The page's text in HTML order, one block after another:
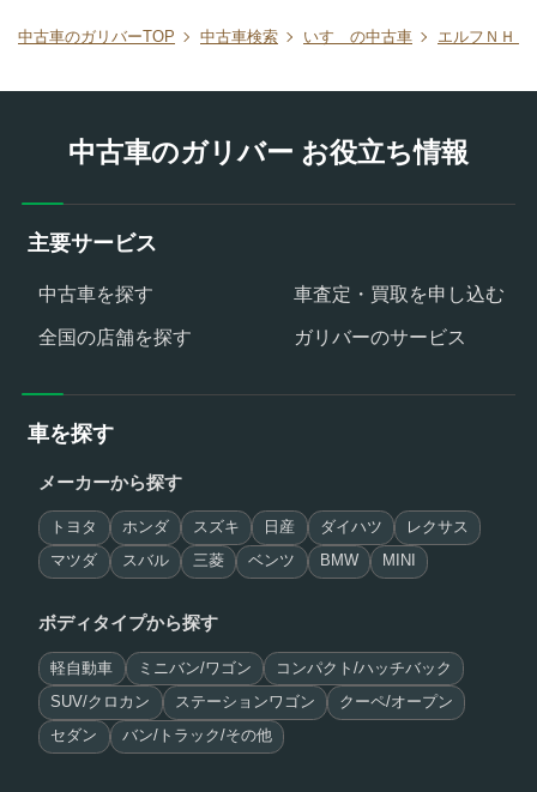
中古車のガリバーTOP 中古車検索 いすゞの中古車 エルフＮＨＳ
中古車のガリバー お役立ち情報
主要サービス
中古車を探す
車査定・買取を申し込む
全国の店舗を探す
ガリバーのサービス
車を探す
メーカーから探す
トヨタ ホンダ スズキ 日産 ダイハツ レクサス
マツダ スバル 三菱 ベンツ BMW MINI
ボディタイプから探す
軽自動車 ミニバン/ワゴン コンパクト/ハッチバック
SUV/クロカン ステーションワゴン クーペ/オープン
セダン バン/トラック/その他